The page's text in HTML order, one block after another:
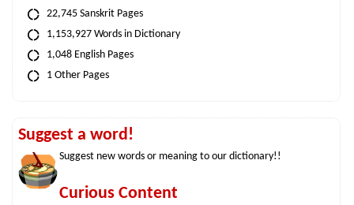
22,745 Sanskrit Pages
1,153,927 Words in Dictionary
1,048 English Pages
1 Other Pages
Suggest a word!
Suggest new words or meaning to our dictionary!!
Curious Content